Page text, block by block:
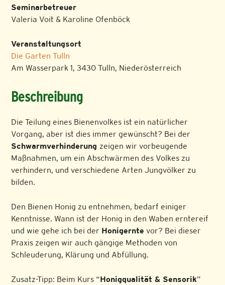
Seminarbetreuer
Valeria Voit & Karoline Ofenböck
Veranstaltungsort
Die Garten Tulln
Am Wasserpark 1, 3430 Tulln, Niederösterreich
Beschreibung
Die Teilung eines Bienenvolkes ist ein natürlicher
Vorgang, aber ist dies immer gewünscht? Bei der
Schwarmverhinderungzeigen wir vorbeugende
Maßnahmen, um ein Abschwärmen des Volkes zu
verhindern, und verschiedene Arten Jungvölker zu
bilden.
Den Bienen Honig zu entnehmen, bedarf einiger
Kenntnisse. Wann ist der Honig in den Waben erntereif
und wie gehe ich bei der Honigernte vor? Bei dieser
Praxis zeigen wir auch gängige Methoden von
Schleuderung, Klärung und Abfüllung.
Zusatz-Tipp: Beim Kurs “Honigqualität & Sensorik”